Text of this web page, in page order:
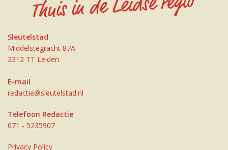
Sleutelstad
Middelstegracht 87A
2312 TT Leiden
E-mail
redactie@sleutelstad.nl
Telefoon Redactie
071 - 5235907
Privacy Policy